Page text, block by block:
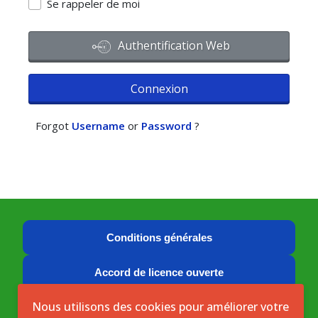
Se rappeler de moi
Authentification Web
Connexion
Forgot Username or Password ?
Conditions générales
Accord de licence ouverte
Licence ouverte ICASEES (CC BY 4.0)
Nous utilisons des cookies pour améliorer votre